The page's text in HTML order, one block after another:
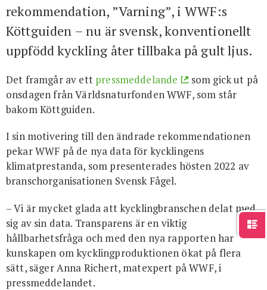
rekommendation, ”Varning”, i WWF:s
Köttguiden – nu är svensk, konventionellt
uppfödd kyckling åter tillbaka på gult ljus.
Det framgår av ett pressmeddelande
som gick ut på
onsdagen från Världsnaturfonden WWF, som står
bakom Köttguiden.
I sin motivering till den ändrade rekommendationen
pekar WWF på de nya data för kycklingens
klimatprestanda, som presenterades hösten 2022 av
branschorganisationen Svensk Fågel.
– Vi är mycket glada att kycklingbranschen delat med
sig av sin data. Transparens är en viktig
hållbarhetsfråga och med den nya rapporten har
kunskapen om kycklingproduktionen ökat på flera
sätt, säger Anna Richert, matexpert på WWF, i
pressmeddelandet.